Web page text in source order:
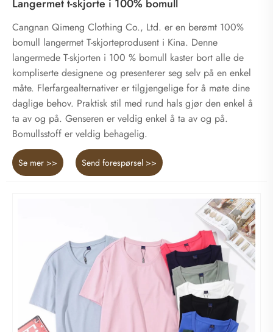
Langermet t-skjorte i 100% bomull
Cangnan Qimeng Clothing Co., Ltd. er en berømt 100%
bomull langermet T-skjorteprodusent i Kina. Denne
langermede T-skjorten i 100 % bomull kaster bort alle de
kompliserte designene og presenterer seg selv på en enkel
måte. Flerfargealternativer er tilgjengelige for å møte dine
daglige behov. Praktisk stil med rund hals gjør den enkel å
ta av og på. Genseren er veldig enkel å ta av og på.
Bomullsstoff er veldig behagelig.
Se mer >> Send forespørsel >>